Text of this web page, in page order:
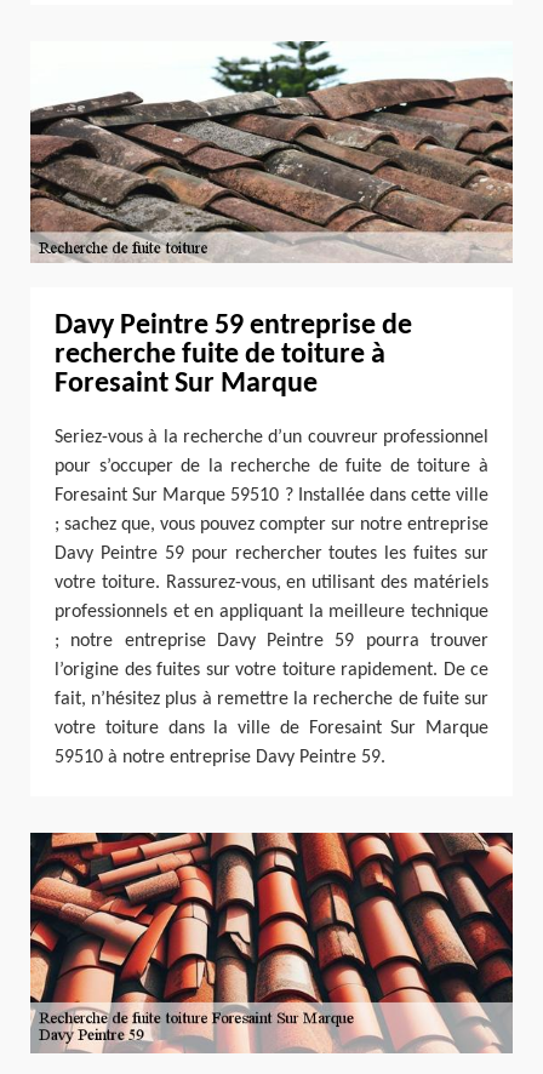
Davy Peintre 59 entreprise de
recherche fuite de toiture à
Foresaint Sur Marque
Seriez-vous à la recherche d’un couvreur professionnel
pour s’occuper de la recherche de fuite de toiture à
Foresaint Sur Marque 59510 ? Installée dans cette ville
; sachez que, vous pouvez compter sur notre entreprise
Davy Peintre 59 pour rechercher toutes les fuites sur
votre toiture. Rassurez-vous, en utilisant des matériels
professionnels et en appliquant la meilleure technique
; notre entreprise Davy Peintre 59 pourra trouver
l’origine des fuites sur votre toiture rapidement. De ce
fait, n’hésitez plus à remettre la recherche de fuite sur
votre toiture dans la ville de Foresaint Sur Marque
59510 à notre entreprise Davy Peintre 59.